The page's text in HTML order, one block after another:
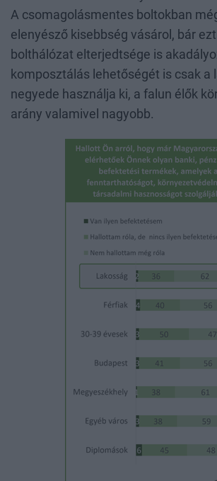
A csomagolásmentes boltokban
elenyésző kisebbség vásárol, bár
bolthálózat elterjedtsége is
komposztálás lehetőségét is csak a
negyede használja ki, a falun élők
arány valamivel nagyobb.